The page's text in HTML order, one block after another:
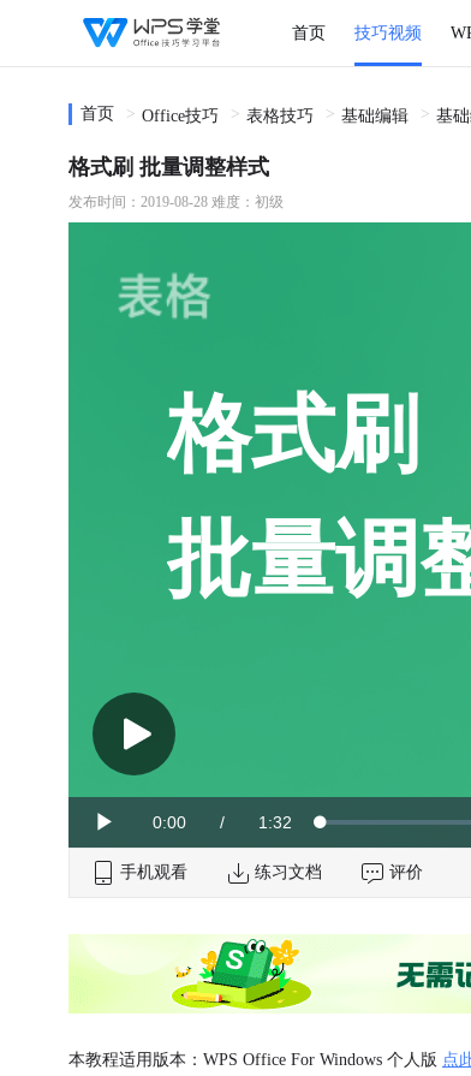
首页 技巧视频
首页 Office技巧 表格技巧 基础编辑 基
格式刷 批量调整样式
发布时间：2019-08-28 难度：初级
Play Current
Time
0:00 / Duration
1:32 Loaded:
0%
格式刷
批量调
手机观看 练习文档 评价
本教程适用版本：WPS Office For Windows 个人版 点